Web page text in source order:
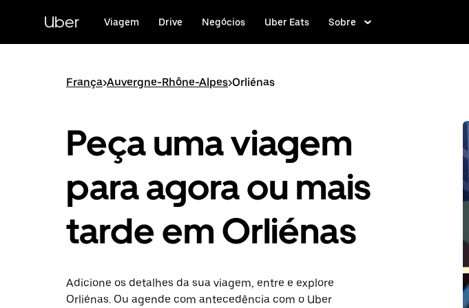
conteúdo
Uber Viagem Drive Negócios Uber Eats Sobre
França>Auvergne-Rhône-Alpes>Orliénas
Peça uma viagem
para agora ou mais
tarde em Orliénas
Adicione os detalhes da sua viagem, entre e explore
Orliénas. Ou agende com antecedência com o Uber